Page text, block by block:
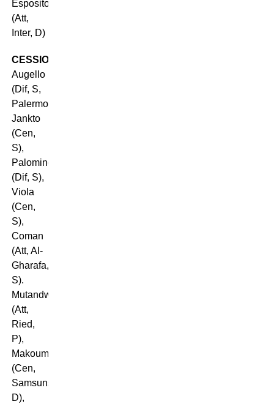
Esposito
(Att,
Inter, D)
CESSIONI
Augello
(Dif, S,
Palermo),
Jankto
(Cen,
S),
Palomino
(Dif, S),
Viola
(Cen,
S),
Coman
(Att, Al-
Gharafa,
S).
Mutandwa
(Att,
Ried,
P),
Makoumbou
(Cen,
Samsunspor,
D),